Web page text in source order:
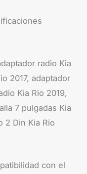
radio Kia
2017, adaptador
Kia Rio 2019,
7 pulgadas Kia
2 Din Kia Rio
con el